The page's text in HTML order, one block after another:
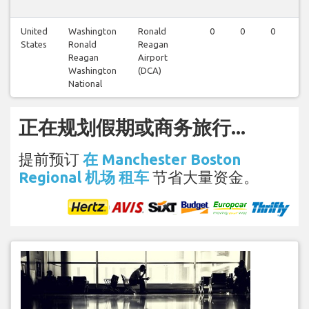
United
States
Washington
Ronald
Reagan
Washington
National
Ronald
Reagan
Airport
(DCA)
0 0 0
正在规划假期或商务旅行...
提前预订 在 Manchester Boston
Regional 机场 租车 节省大量资金。